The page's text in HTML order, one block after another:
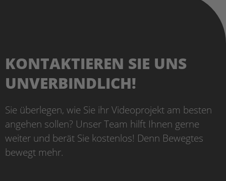
KONTAKTIEREN SIE UNS
UNVERBINDLICH!
Sie überlegen, wie Sie ihr Videoprojekt am besten
angehen sollen? Unser Team hilft Ihnen gerne
weiter und berät Sie kostenlos! Denn Bewegtes
bewegt mehr.